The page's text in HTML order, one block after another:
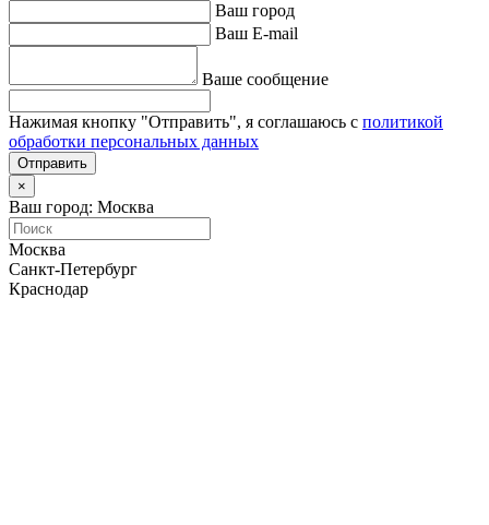
Ваш город
Ваш E-mail
Ваше сообщение
Нажимая кнопку "Отправить", я соглашаюсь с политикой
обработки персональных данных
Отправить
×
Ваш город: Москва
Москва
Санкт-Петербург
Краснодар